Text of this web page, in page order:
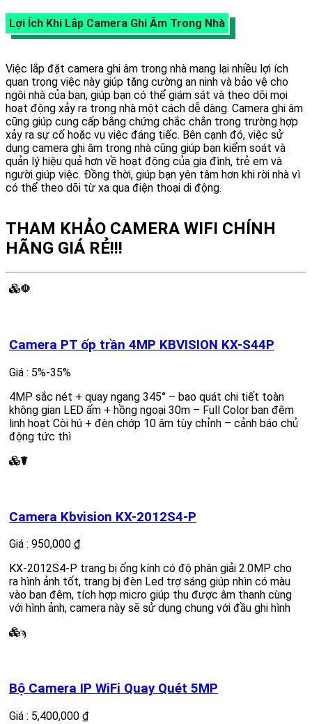
Lợi Ích Khi Lắp Camera Ghi Âm Trong Nhà
Việc lắp đặt camera ghi âm trong nhà mang lại nhiều lợi ích
quan trọng việc này giúp tăng cường an ninh và bảo vệ cho
ngôi nhà của bạn, giúp bạn có thể giám sát và theo dõi mọi
hoạt động xảy ra trong nhà một cách dễ dàng. Camera ghi âm
cũng giúp cung cấp bằng chứng chắc chắn trong trường hợp
xảy ra sự cố hoặc vụ việc đáng tiếc. Bên cạnh đó, việc sử
dụng camera ghi âm trong nhà cũng giúp bạn kiểm soát và
quản lý hiệu quả hơn về hoạt động của gia đình, trẻ em và
người giúp việc. Đồng thời, giúp bạn yên tâm hơn khi rời nhà vì
có thể theo dõi từ xa qua điện thoại di động.
THAM KHẢO CAMERA WIFI CHÍNH
HÃNG GIÁ RẺ!!!
☫
Camera PT ốp trần 4MP KBVISION KX-S44P
Giá : 5%-35%
4MP sắc nét + quay ngang 345° – bao quát chi tiết toàn
không gian LED ấm + hồng ngoại 30m – Full Color ban đêm
linh hoạt Còi hú + đèn chớp 10 âm tùy chỉnh – cảnh báo chủ
động tức thì
☤
Camera Kbvision KX-2012S4-P
Giá : 950,000 ₫
KX-2012S4-P trang bị ống kính có độ phân giải 2.0MP cho
ra hình ảnh tốt, trang bị đèn Led trợ sáng giúp nhìn có màu
vào ban đêm, tích hợp micro giúp thu được âm thanh cùng
với hình ảnh, camera này sẽ sử dụng chung với đầu ghi hình
ϡ
Bộ Camera IP WiFi Quay Quét 5MP
Giá : 5,400,000 ₫